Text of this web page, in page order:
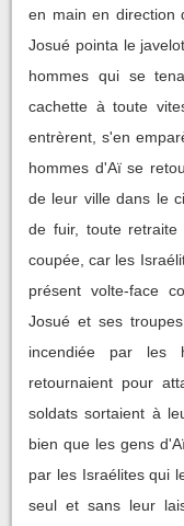
en main en direction
Josué pointa le
hommes qui se
cachette à toute
entrèrent, s'en
hommes d'Aï se
de leur ville dans le
de fuir, toute
coupée, car les
présent volte-face
Josué et ses
incendiée par les
retournaient pour
soldats sortaient à
bien que les gens
par les Israélites qui
seul et sans leur